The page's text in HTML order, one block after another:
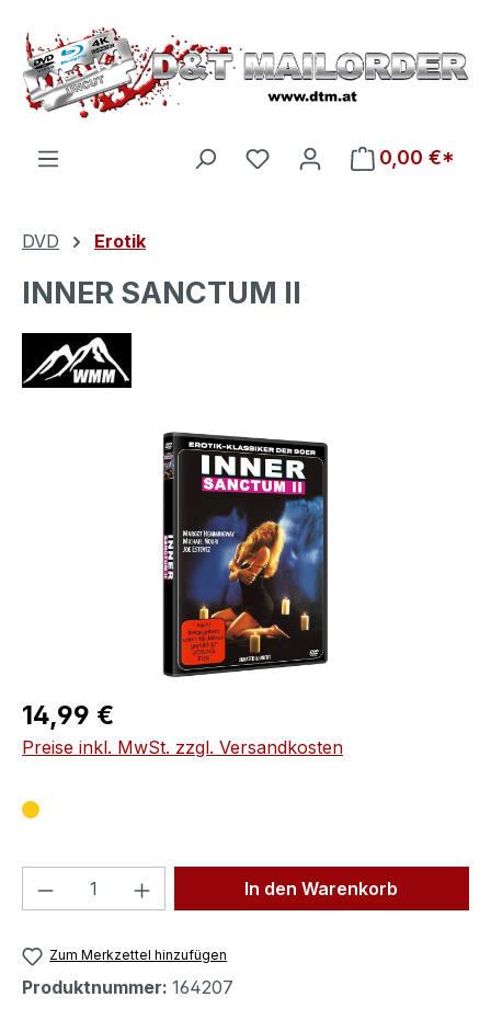
Zum Hauptinhalt springen
Du hast 0 Produkte auf
0,00 €*
DVD Erotik
INNER SANCTUM II
Bildergalerie überspringen
Regulärer Preis:
14,99 €
Preise inkl. MwSt. zzgl. Versandkosten
Produkt Anzahl: Gib denIn den Warenkorb
Zum Merkzettel hinzufügen
Produktnummer: 164207